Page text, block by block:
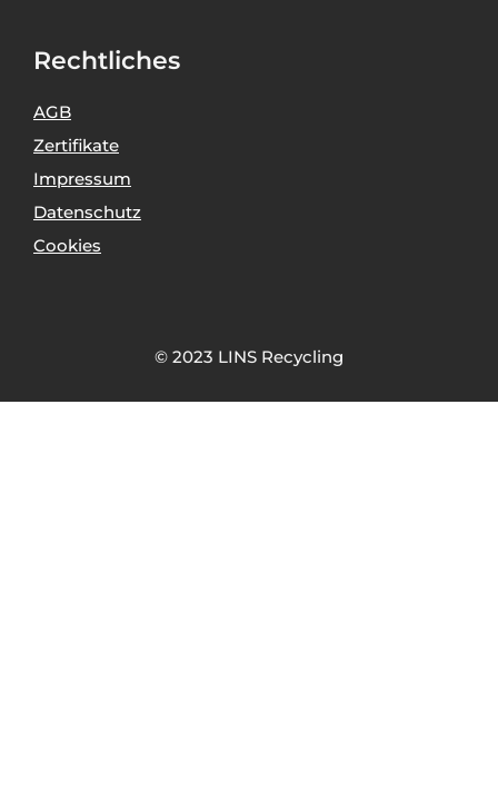
Rechtliches
AGB
Zertifikate
Impressum
Datenschutz
Cookies
© 2023 LINS Recycling